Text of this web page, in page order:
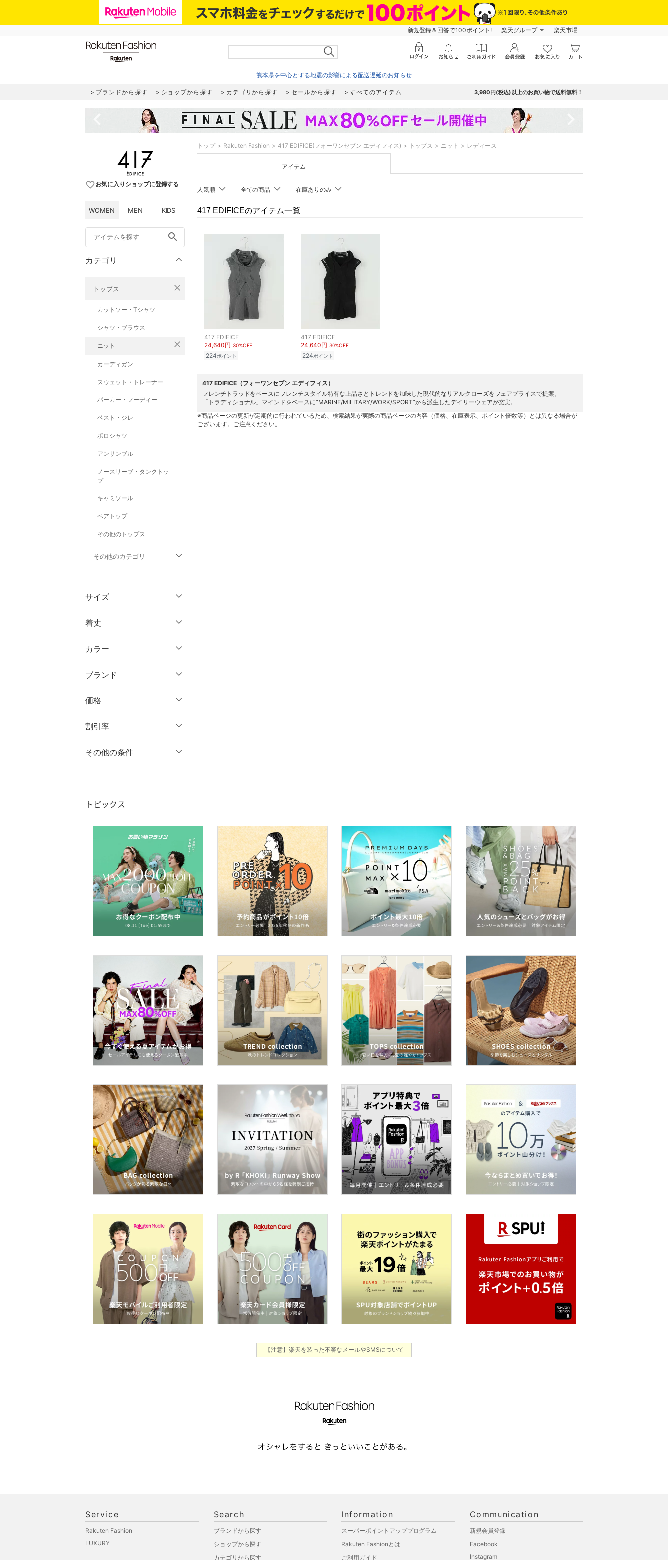
新規登録＆回答で100ポイント! 楽天グループ 楽天市場
熊本県を中心とする地震の影響による配送遅延のお知らせ
ブランドから探す ショップから探す カテゴリから探す セールから探す すべてのアイテム 3,980円(税込)以上のお買い物で送料無料！
favorite_borderお気に入りショップに登録する
WOMEN MEN KIDS
search
カテゴリ
トップス close
カットソー・Tシャツ
シャツ・ブラウス
ニット close
カーディガン
スウェット・トレーナー
パーカー・フーディー
ベスト・ジレ
ポロシャツ
アンサンブル
ノースリーブ・タンクトッ
プ
キャミソール
ベアトップ
その他のトップス
その他のカテゴリ
パンツ
ワンピース・ドレス
スカート
オールインワン・オーバ
バッグ
シューズ・靴
インナー・ルームウェア
ファッション雑貨
財布・ポーチ・ケース
ヘアアクセサリー
マタニティウェア・ベビ
水着・スイムグッズ
着物・浴衣・和装小物
スキンケア
ベースメイク
メイクアップ
ネイル
ボディケア・オーラルケ
ア
ヘアケア
フレグランス
メイク道具・美容器具
コフレ・キット・セット
食器・調理器具・キッチ
ン用品
インテリア・生活雑貨
スマホグッズ・オーディ
オ機器
サイズ
ウェア（S/M/L）
M
XL
着丈
ショート丈
ミドル丈
カラー
クリア
ブランド
価格
絞り込み
割引率
％OFF～ ％OFF
その他の条件
クリア 絞り込み
トップ Rakuten Fashion 417 EDIFICE(フォーワンセブン エディフィス) トップス ニット レディース
アイテム
人気順 全ての商品 在庫ありのみ
417 EDIFICEのアイテム一覧
417 EDIFICE
24,640円 30%OFF
224ポイント
417 EDIFICE
24,640円 30%OFF
224ポイント
417 EDIFICE（フォーワンセブン エディフィス）
フレンチトラッドをベースにフレンチスタイル特有な上品さとトレンドを加味した現代的なリアルクローズをフェアプライスで提案。
「トラディショナル」マインドをベースに“MARINE/MILITARY/WORK/SPORT”から派生したデイリーウェアが充実。
※商品ページの更新が定期的に行われているため、検索結果が実際の商品ページの内容（価格、在庫表示、ポイント倍数等）とは異なる場合が
ございます。ご注意ください。
トピックス
【注意】楽天を装った不審なメールやSMSについて
Service
Rakuten Fashion
LUXURY
Search
ブランドから探す
ショップから探す
カテゴリから探す
Information
スーパーポイントアッププログラム
Rakuten Fashionとは
ご利用ガイド
Communication
新規会員登録
Facebook
Instagram